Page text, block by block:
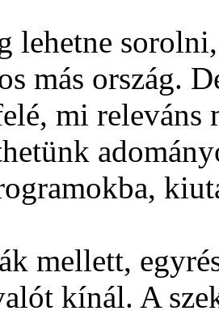
lehetne
más ország.
mi releváns
mellett,
kínál. A